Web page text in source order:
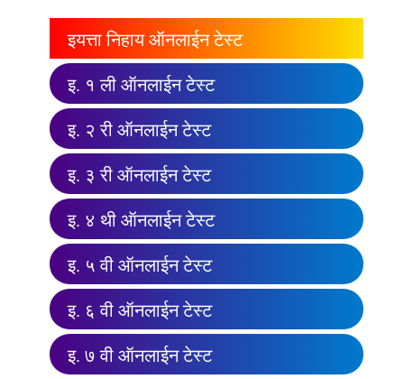
इयत्ता निहाय ऑनलाईन टेस्ट
इ. १ ली ऑनलाईन टेस्ट
इ. २ री ऑनलाईन टेस्ट
इ. ३ री ऑनलाईन टेस्ट
इ. ४ थी ऑनलाईन टेस्ट
इ. ५ वी ऑनलाईन टेस्ट
इ. ६ वी ऑनलाईन टेस्ट
इ. ७ वी ऑनलाईन टेस्ट